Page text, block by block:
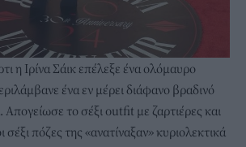
η Ιρίνα Σάικ επέλεξε ένα ολόμαυρο
ένα εν μέρει διάφανο βραδινό
το σέξι outfit με ζαρτιέρες και
πόζες της «ανατίναξαν» κυριολεκτικά